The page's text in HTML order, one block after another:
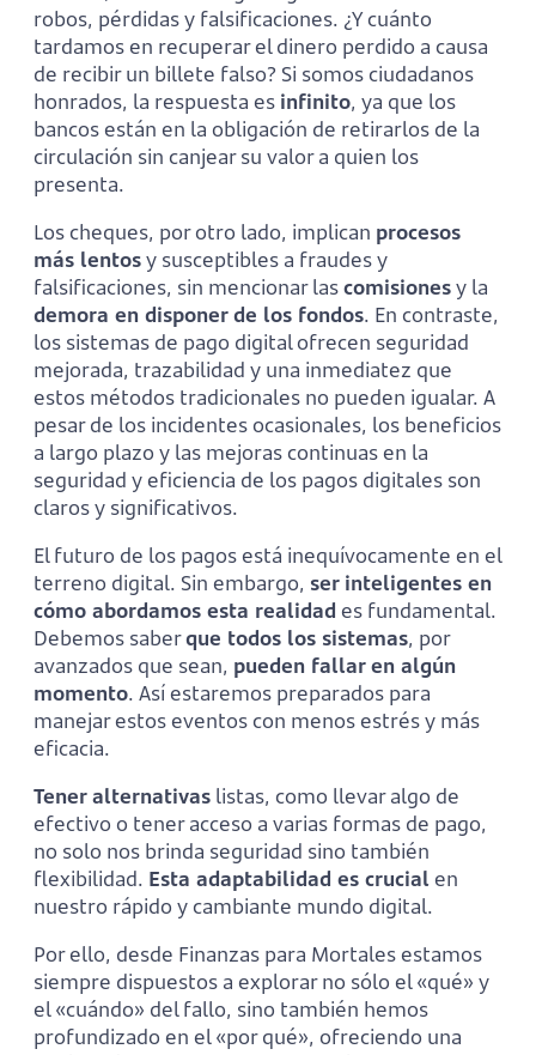
robos, pérdidas y falsificaciones. ¿Y cuánto
tardamos en recuperar el dinero perdido a causa
de recibir un billete falso? Si somos ciudadanos
honrados, la respuesta es infinito, ya que los
bancos están en la obligación de retirarlos de la
circulación sin canjear su valor a quien los
presenta.
Los cheques, por otro lado, implican procesos
más lentosy susceptibles a fraudes y
falsificaciones, sin mencionar lascomisionesy la
demora en disponer de los fondos. En contraste,
los sistemas de pago digital ofrecen seguridad
mejorada, trazabilidad y una inmediatez que
estos métodos tradicionales no pueden igualar. A
pesar de los incidentes ocasionales, los beneficios
a largo plazo y las mejoras continuas en la
seguridad y eficiencia de los pagos digitales son
claros y significativos.
El futuro de los pagos está inequívocamente en el
terreno digital. Sin embargo, ser inteligentes en
cómo abordamos esta realidad es fundamental.
Debemos saberque todos los sistemas, por
avanzados que sean, pueden fallar en algún
momento. Así estaremos preparados para
manejar estos eventos con menos estrés y más
eficacia.
Tener alternativas listas, como llevar algo de
efectivo o tener acceso a varias formas de pago,
no solo nos brinda seguridad sino también
flexibilidad. Esta adaptabilidad es crucialen
nuestro rápido y cambiante mundo digital.
Por ello, desde Finanzas para Mortales estamos
siempre dispuestos a explorar no sólo el «qué» y
el «cuándo» del fallo, sino también hemos
profundizado en el «por qué», ofreciendo una